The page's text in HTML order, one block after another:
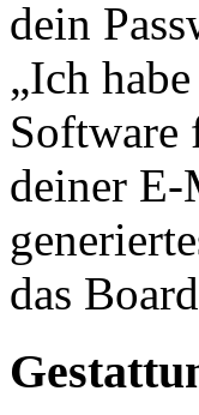
dein
„Ich
Software
deiner E-
das